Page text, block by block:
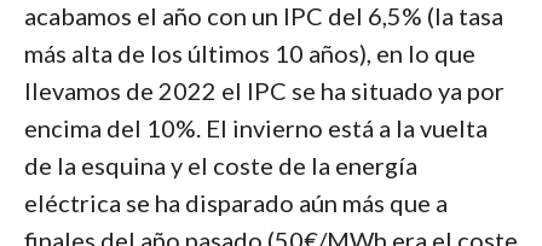
acabamos el año con un IPC del 6,5% (la tasa
más alta de los últimos 10 años), en lo que
llevamos de 2022 el IPC se ha situado ya por
encima del 10%. El invierno está a la vuelta
de la esquina y el coste de la energía
eléctrica se ha disparado aún más que a
finales del año pasado (50€/MWh era el coste